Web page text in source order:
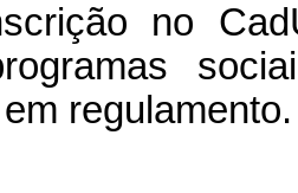
no
regulamento.